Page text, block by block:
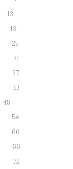
13
19
25
31
37
43
48
54
60
66
72